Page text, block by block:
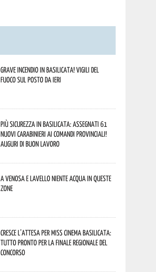
Grave incendio in Basilicata! Vigili del
fuoco sul posto da ieri
Più sicurezza in Basilicata: assegnati 61
nuovi Carabinieri ai Comandi provinciali!
Auguri di buon lavoro
A Venosa e Lavello niente acqua in queste
zone
Cresce l’attesa per Miss Cinema Basilicata:
tutto pronto per la finale regionale del
concorso